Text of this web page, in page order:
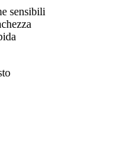
sensibili